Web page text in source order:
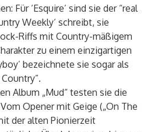
Für ‘Esquire’ sind sie der “real
Weekly‘ schreibt, sie
Riffs mit Country-mäßigem
zu einem einzigartigen
bezeichnete sie sogar als
Album „Mud“ testen sie die
Opener mit Geige („On The
der alten Pionierzeit